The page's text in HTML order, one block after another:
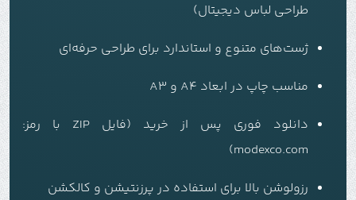
طراحی لباس دیجیتال)
ژست‌های متنوع و استاندارد برای طراحی حرفه‌ای
مناسب چاپ در ابعاد A4 و A3
دانلود فوری پس از خرید (فایل ZIP با رمز:
modexco.com)
رزولوشن بالا برای استفاده در پرزنتیشن و کالکشن